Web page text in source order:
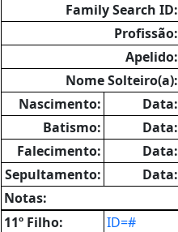
Family Search ID:
Profissão:
Apelido:
Nome Solteiro(a):
Nascimento:
Data:
Batismo:
Data:
Falecimento:
Data:
Sepultamento:
Data:
Notas:
11º Filho:
ID=#